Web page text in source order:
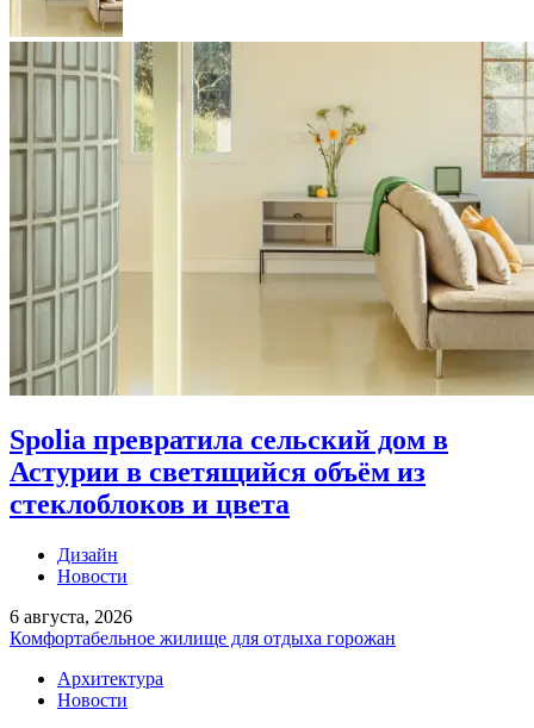
Spolia превратила сельский дом в
Астурии в светящийся объём из
стеклоблоков и цвета
Дизайн
Новости
6 августа, 2026
Комфортабельное жилище для отдыха горожан
Архитектура
Новости